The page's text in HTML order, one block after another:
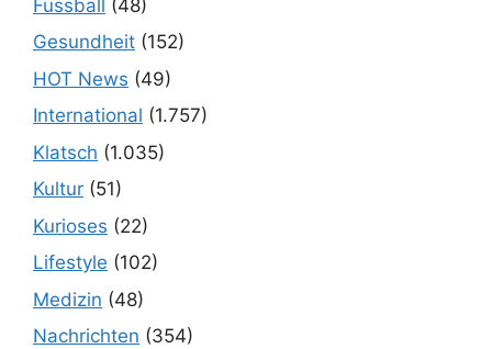
Fussball (48)
Gesundheit (152)
HOT News (49)
International (1.757)
Klatsch (1.035)
Kultur (51)
Kurioses (22)
Lifestyle (102)
Medizin (48)
Nachrichten (354)